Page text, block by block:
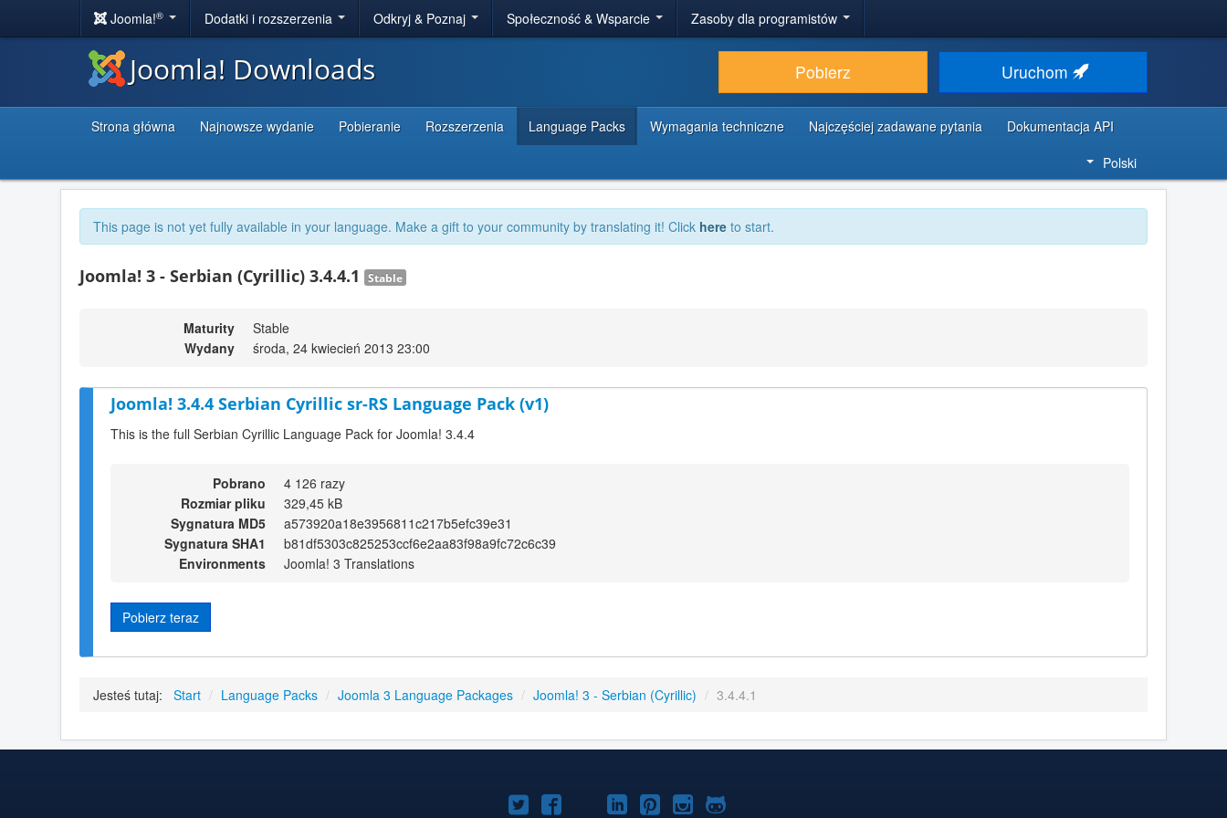
Joomla!® Dodatki i rozszerzenia Odkryj & Poznaj Społeczność & Wsparcie Zasoby dla programistów
Joomla! Downloads Pobierz Uruchom
Strona główna Najnowsze wydanie Pobieranie Rozszerzenia Language Packs Wymagania techniczne Najczęściej zadawane pytania
Dokumentacja API
Polski
This page is not yet fully available in your language. Make a gift to your community by translating it! Click here to start.
Joomla! 3 - Serbian (Cyrillic) 3.4.4.1 Stable
Maturity
Stable
Wydany
środa, 24 kwiecień 2013 23:00
Joomla! 3.4.4 Serbian Cyrillic sr-RS Language Pack (v1)
This is the full Serbian Cyrillic Language Pack for Joomla! 3.4.4
Pobrano
4 126 razy
Rozmiar pliku
329,45 kB
Sygnatura MD5
a573920a18e3956811c217b5efc39e31
Sygnatura SHA1
b81df5303c825253ccf6e2aa83f98a9fc72c6c39
Environments
Joomla! 3 Translations
Pobierz teraz
Jesteś tutaj: Start / Language Packs / Joomla 3 Language Packages / Joomla! 3 - Serbian (Cyrillic) / 3.4.4.1
Joomla!Joomla!Joomla!
Joomla!Joomla!
Joomla!Joomla!